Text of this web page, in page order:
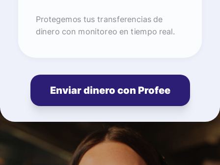
Protegemos tus transferencias de
dinero con monitoreo en tiempo real.
Enviar dinero con Profee